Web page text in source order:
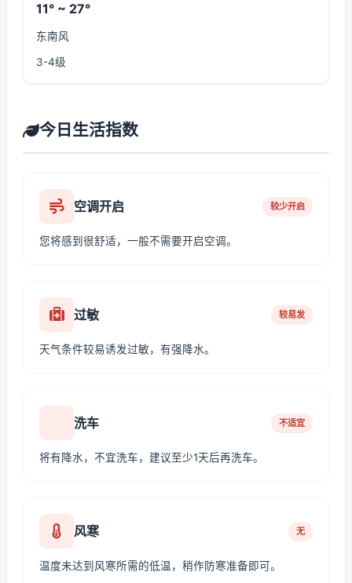
11° ~ 27°
东南风
3-4级
今日生活指数
空调开启 较少开启
您将感到很舒适，一般不需要开启空调。
过敏 较易发
天气条件较易诱发过敏，有强降水。
洗车 不适宜
将有降水，不宜洗车，建议至少1天后再洗车。
风寒 无
温度未达到风寒所需的低温，稍作防寒准备即可。